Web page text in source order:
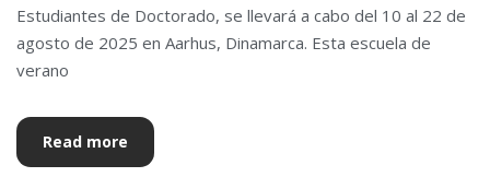
Estudiantes de Doctorado, se llevará a cabo del 10 al 22 de
agosto de 2025 en Aarhus, Dinamarca. Esta escuela de
verano
Read more